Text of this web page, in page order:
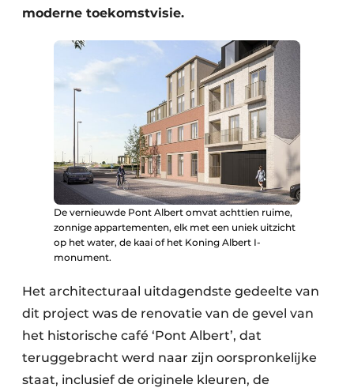
Interieurarchitectuur
Renovatie
Software
Toegangscontrole
Veiligheid & Opleiding
Zonwering
moderne toekomstvisie.
De vernieuwde Pont Albert omvat achttien ruime,
zonnige appartementen, elk met een uniek uitzicht
op het water, de kaai of het Koning Albert I-
monument.
Het architecturaal uitdagendste gedeelte van
dit project was de renovatie van de gevel van
het historische café ‘Pont Albert’, dat
teruggebracht werd naar zijn oorspronkelijke
staat, inclusief de originele kleuren, de